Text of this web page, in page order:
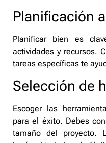
Planificación
Planificar bien es
actividades y recursos.
tareas específicas te
Selección de
Escoger las
para el éxito. Debes
tamaño del proyecto.